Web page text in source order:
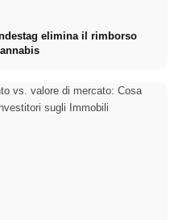
elimina il rimborso